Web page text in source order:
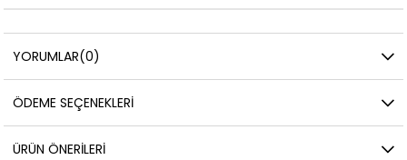
YORUMLAR(0)
ÖDEME SEÇENEKLERI
ÜRÜN ÖNERILERI